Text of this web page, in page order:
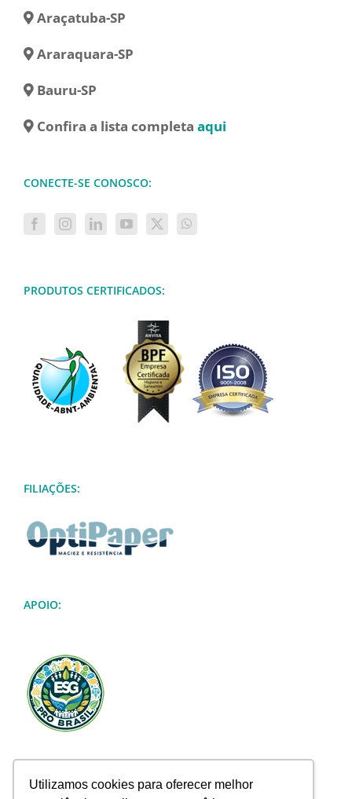
Utilizamos cookies para oferecer melhor
Araçatuba-SP
Araraquara-SP
Bauru-SP
Confira a lista completa aqui
CONECTE-SE CONOSCO:
PRODUTOS CERTIFICADOS:
FILIAÇÕES:
APOIO: